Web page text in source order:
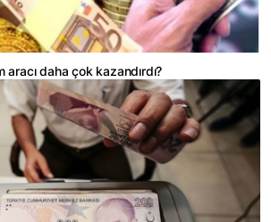
aracı daha çok kazandırdı?